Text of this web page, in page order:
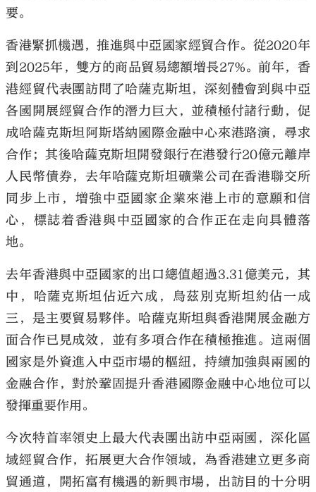
要。
香港緊抓機遇，推進與中亞國家經貿合作。從2020年
到2025年，雙方的商品貿易總額增長27%。前年，香
港經貿代表團訪問了哈薩克斯坦，深刻體會到與中亞
各國開展經貿合作的潛力巨大，並積極付諸行動，促
成哈薩克斯坦阿斯塔納國際金融中心來港路演，尋求
合作；其後哈薩克斯坦開發銀行在港發行20億元離岸
人民幣債券，去年哈薩克斯坦礦業公司在香港聯交所
同步上市，增強中亞國家企業來港上市的意願和信
心，標誌着香港與中亞國家的合作正在走向具體落
地。
去年香港與中亞國家的出口總值超過3.31億美元，其
中，哈薩克斯坦佔近六成，烏茲別克斯坦約佔一成
三，是主要貿易夥伴。哈薩克斯坦與香港開展金融方
面合作已見成效，並有多項合作在積極推進。這兩個
國家是外資進入中亞市場的樞紐，持續加強與兩國的
金融合作，對於鞏固提升香港國際金融中心地位可以
發揮重要作用。
今次特首率領史上最大代表團出訪中亞兩國，深化區
域經貿合作，拓展更大合作領域，為香港建立更多商
貿通道，開拓富有機遇的新興市場，出訪目的十分明